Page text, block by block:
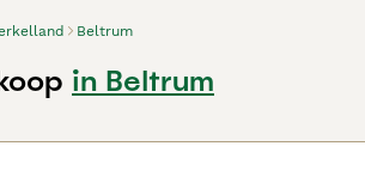
Beltrum
in Beltrum